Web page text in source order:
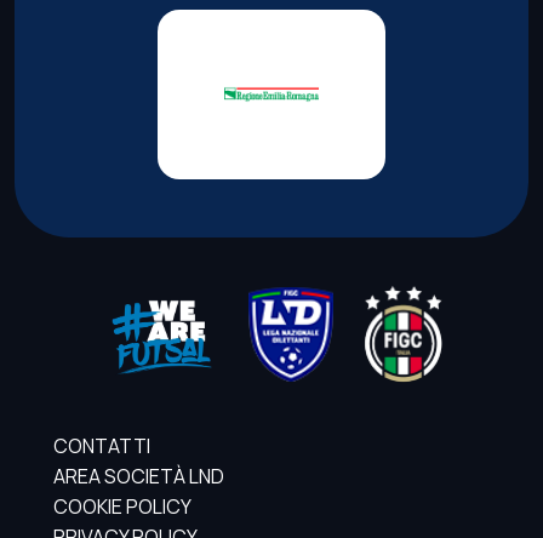
CONTATTI
AREA SOCIETÀ LND
COOKIE POLICY